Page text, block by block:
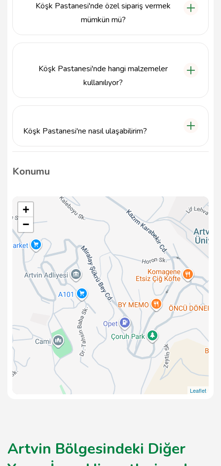
Köşk Pastanesi'nde özel sipariş vermek
mümkün mü?
Köşk Pastanesi'nde hangi malzemeler
kullanılıyor?
Köşk Pastanesi'ne nasıl ulaşabilirim?
Köşk Pastanesi'ne ulaşmak için 0466 212 16 21
adresimize gelebilirsiniz.
Konumu
+
−
Leaflet
Artvin Bölgesindeki Diğer